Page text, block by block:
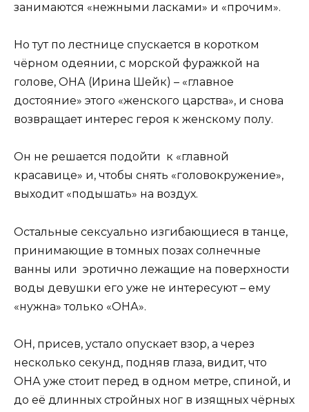
занимаются «нежными ласками» и «прочим».
Но тут по лестнице спускается в коротком
чёрном одеянии, с морской фуражкой на
голове, ОНА (Ирина Шейк) – «главное
достояние» этого «женского царства», и снова
возвращает интерес героя к женскому полу.
Он не решается подойти к «главной
красавице» и, чтобы снять «головокружение»,
выходит «подышать» на воздух.
Остальные сексуально изгибающиеся в танце,
принимающие в томных позах солнечные
ванны или эротично лежащие на поверхности
воды девушки его уже не интересуют – ему
«нужна» только «ОНА».
ОН, присев, устало опускает взор, а через
несколько секунд, подняв глаза, видит, что
ОНА уже стоит перед в одном метре, спиной, и
до её длинных стройных ног в изящных чёрных